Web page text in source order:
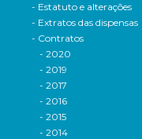
- Estatuto e alterações
- Extratos das dispensas
- Contratos
- 2020
- 2019
- 2017
- 2016
- 2015
- 2014